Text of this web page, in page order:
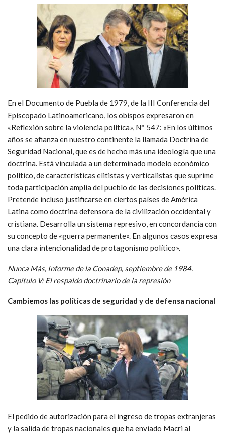
En el Documento de Puebla de 1979, de la III Conferencia del
Episcopado Latinoamericano, los obispos expresaron en
«Reflexión sobre la violencia política», N° 547: «En los últimos
años se afianza en nuestro continente la llamada Doctrina de
Seguridad Nacional, que es de hecho más una ideología que una
doctrina. Está vinculada a un determinado modelo económico
político, de características elitistas y verticalistas que suprime
toda participación amplia del pueblo de las decisiones políticas.
Pretende incluso justificarse en ciertos países de América
Latina como doctrina defensora de la civilización occidental y
cristiana. Desarrolla un sistema represivo, en concordancia con
su concepto de «guerra permanente». En algunos casos expresa
una clara intencionalidad de protagonismo político».
Nunca Más, Informe de la Conadep, septiembre de 1984.
Capítulo V: El respaldo doctrinario de la represión
Cambiemos las políticas de seguridad y de defensa nacional
El pedido de autorización para el ingreso de tropas extranjeras
y la salida de tropas nacionales que ha enviado Macri al